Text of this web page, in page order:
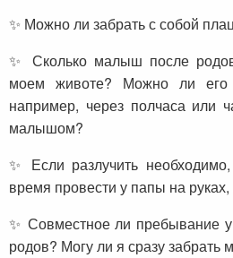
✨ Можно ли забрать с собой
✨ Сколько малыш после
моем животе? Можно ли его
например, через полчаса или
малышом?
✨ Если разлучить
время провести у папы на
✨ Совместное ли пребывание
родов? Могу ли я сразу